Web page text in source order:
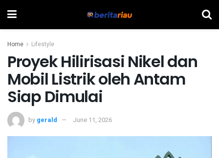
Home Lifestyle
Proyek Hilirisasi Nikel dan
Mobil Listrik oleh Antam
Siap Dimulai
by gerald June 11, 2026